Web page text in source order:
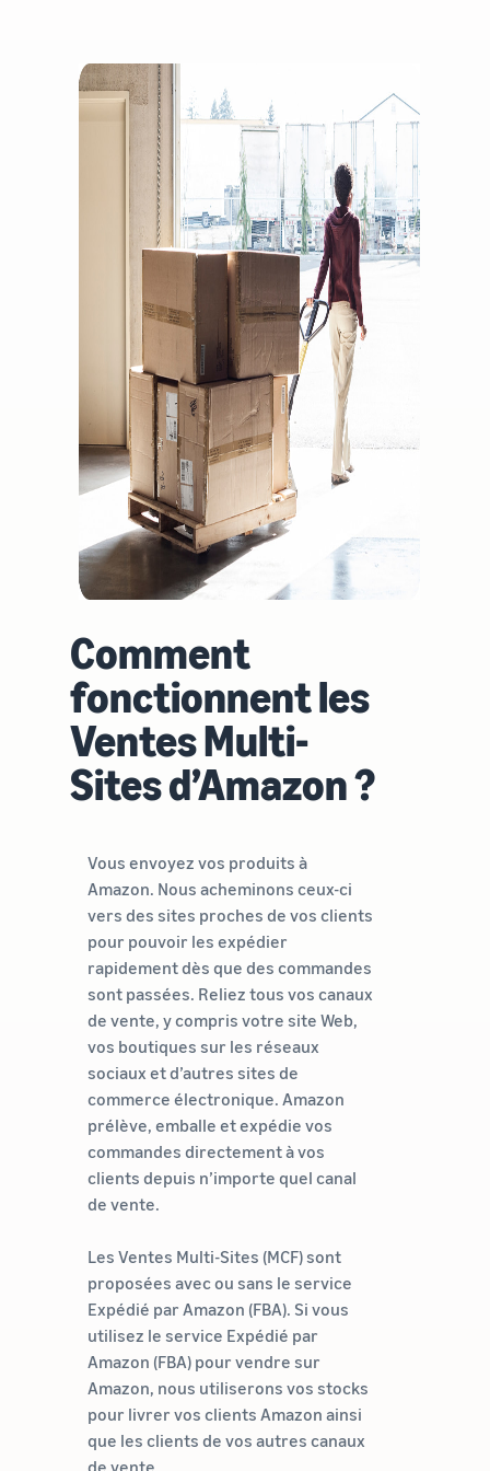
clients du monde entier
Comment vendre des T-
shirts en ligne
Développez votre marque
Comment
fonctionnent les
Ventes Multi-
Sites d’Amazon ?
Vous envoyez vos produits à
Amazon. Nous acheminons ceux-ci
vers des sites proches de vos clients
pour pouvoir les expédier
rapidement dès que des commandes
sont passées. Reliez tous vos canaux
de vente, y compris votre site Web,
vos boutiques sur les réseaux
sociaux et d’autres sites de
commerce électronique. Amazon
prélève, emballe et expédie vos
commandes directement à vos
clients depuis n’importe quel canal
de vente.
Les Ventes Multi-Sites (MCF) sont
proposées avec ou sans le service
Expédié par Amazon (FBA). Si vous
utilisez le service Expédié par
Amazon (FBA) pour vendre sur
Amazon, nous utiliserons vos stocks
pour livrer vos clients Amazon ainsi
que les clients de vos autres canaux
de vente.